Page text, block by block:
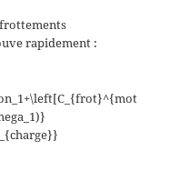
rapidement :